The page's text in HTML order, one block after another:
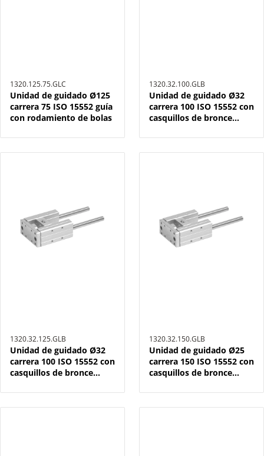
1320.125.75.GLC
Unidad de guidado Ø125
carrera 75 ISO 15552 guía
con rodamiento de bolas
1320.32.100.GLB
Unidad de guidado Ø32
carrera 100 ISO 15552 con
casquillos de bronce
1320.32.125.GLB
Unidad de guidado Ø32
carrera 100 ISO 15552 con
casquillos de bronce
1320.32.150.GLB
Unidad de guidado Ø25
carrera 150 ISO 15552 con
casquillos de bronce